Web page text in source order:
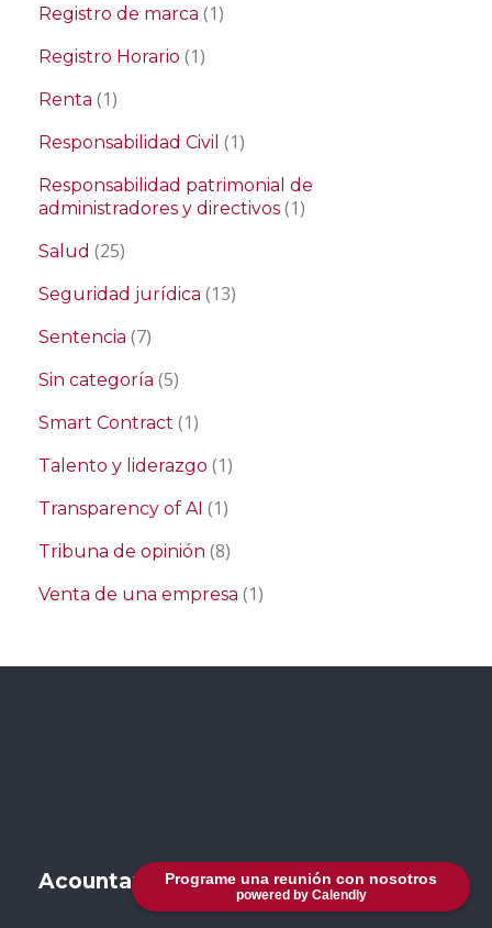
Programe una reunión con nosotros
powered by Calendly
Registro de marca (1)
Registro Horario (1)
Renta (1)
Responsabilidad Civil (1)
Responsabilidad patrimonial de
administradores y directivos (1)
Salud (25)
Seguridad jurídica (13)
Sentencia (7)
Sin categoría (5)
Smart Contract (1)
Talento y liderazgo (1)
Transparency of AI (1)
Tribuna de opinión (8)
Venta de una empresa (1)
Acountax Madrid